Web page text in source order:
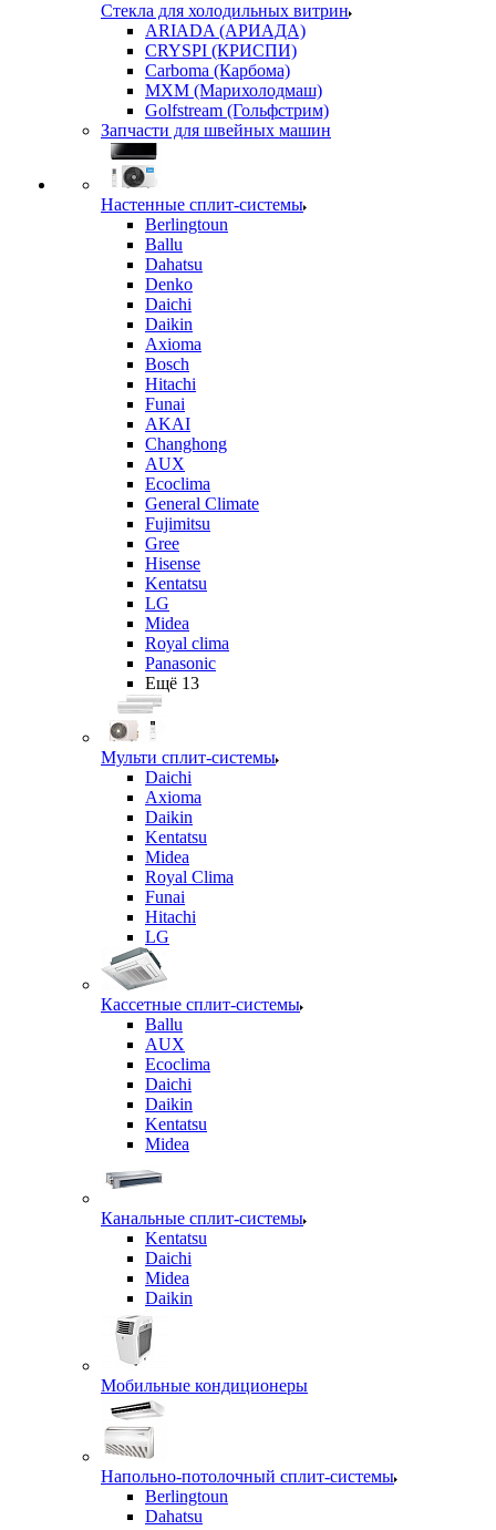
Стекла для холодильных витрин
ARIADA (АРИАДА)
CRYSPI (КРИСПИ)
Carboma (Карбома)
MXM (Марихолодмаш)
Golfstream (Гольфстрим)
Запчасти для швейных машин
Настенные сплит-системы
Berlingtoun
Ballu
Dahatsu
Denko
Daichi
Daikin
Axioma
Bosch
Hitachi
Funai
AKAI
Changhong
AUX
Ecoclima
General Climate
Fujimitsu
Gree
Hisense
Kentatsu
LG
Midea
Royal clima
Panasonic
Ещё 13
Мульти сплит-системы
Daichi
Axioma
Daikin
Kentatsu
Midea
Royal Clima
Funai
Hitachi
LG
Кассетные сплит-системы
Ballu
AUX
Ecoclima
Daichi
Daikin
Kentatsu
Midea
Канальные сплит-системы
Kentatsu
Daichi
Midea
Daikin
Мобильные кондиционеры
Напольно-потолочный сплит-системы
Berlingtoun
Dahatsu